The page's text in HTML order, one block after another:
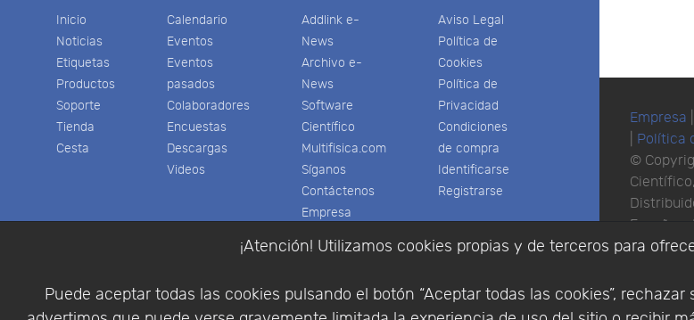
¡Atención! Utilizamos cookies propias y de terceros para
Puede aceptar todas las cookies pulsando el botón “Aceptar todas las cookies”,
Inicio
Noticias
Etiquetas
Productos
Soporte
Tienda
Cesta
Calendario
Eventos
Eventos
pasados
Colaboradores
Encuestas
Descargas
Videos
Addlink e-
News
Archivo e-
News
Software
Científico
Multifisica.com
Síganos
Contáctenos
Empresa
Aviso Legal
Política de
Cookies
Política de
Privacidad
Condiciones
de compra
Identificarse
Registrarse
Empresa
Política
©
España y